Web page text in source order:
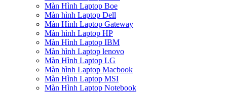
Màn Hình Laptop Boe
Màn hình Laptop Dell
Màn Hình Laptop Gateway
Màn hình Laptop HP
Màn Hình Laptop IBM
Màn hình Laptop lenovo
Màn Hình Laptop LG
Màn hình Laptop Macbook
Màn Hình Laptop MSI
Màn Hình Laptop Notebook